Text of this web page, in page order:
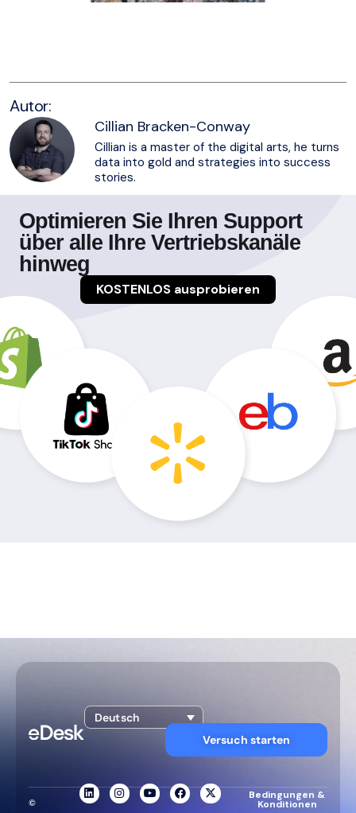
Autor:
Cillian Bracken-Conway
Cillian is a master of the digital arts, he turns
data into gold and strategies into success
stories.
Optimieren Sie Ihren Support
über alle Ihre Vertriebskanäle
hinweg
KOSTENLOS ausprobieren
Deutsch
Versuch starten
©
Bedingungen &
Konditionen